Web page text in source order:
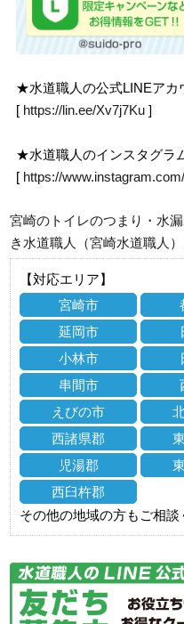
★水道職人の公式LINEアカ
[ https://lin.ee/Xv7j7Ku ]
★水道職人のインスタグラ
[ https://
宮崎のトイレのつまり・水
き水道職人（宮崎水道職人）
【対応エリア】
宮崎市
延岡市
小林市
串間市
えびの市
西諸県郡
児湯郡
西臼杵郡
その他の地域の方もご相談